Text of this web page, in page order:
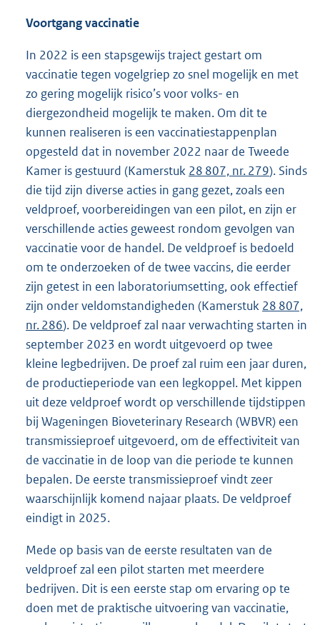
Voortgang vaccinatie
In 2022 is een stapsgewijs traject gestart om
vaccinatie tegen vogelgriep zo snel mogelijk en met
zo gering mogelijk risico’s voor volks- en
diergezondheid mogelijk te maken. Om dit te
kunnen realiseren is een vaccinatiestappenplan
opgesteld dat in november 2022 naar de Tweede
Kamer is gestuurd (Kamerstuk 28 807, nr. 279). Sinds
die tijd zijn diverse acties in gang gezet, zoals een
veldproef, voorbereidingen van een pilot, en zijn er
verschillende acties geweest rondom gevolgen van
vaccinatie voor de handel. De veldproef is bedoeld
om te onderzoeken of de twee vaccins, die eerder
zijn getest in een laboratoriumsetting, ook effectief
zijn onder veldomstandigheden (Kamerstuk 28 807,
nr. 286). De veldproef zal naar verwachting starten in
september 2023 en wordt uitgevoerd op twee
kleine legbedrijven. De proef zal ruim een jaar duren,
de productieperiode van een legkoppel. Met kippen
uit deze veldproef wordt op verschillende tijdstippen
bij Wageningen Bioveterinary Research (WBVR) een
transmissieproef uitgevoerd, om de effectiviteit van
de vaccinatie in de loop van die periode te kunnen
bepalen. De eerste transmissieproef vindt zeer
waarschijnlijk komend najaar plaats. De veldproef
eindigt in 2025.
Mede op basis van de eerste resultaten van de
veldproef zal een pilot starten met meerdere
bedrijven. Dit is een eerste stap om ervaring op te
doen met de praktische uitvoering van vaccinatie,